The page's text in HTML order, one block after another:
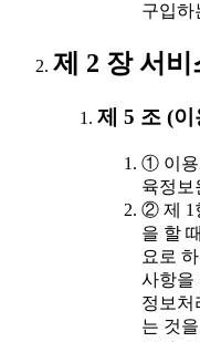
구입하
제 2 장 서
제 5 조 (
① 이용
육정보
② 제 1
을 할
요로
사항을
정보처
는 것